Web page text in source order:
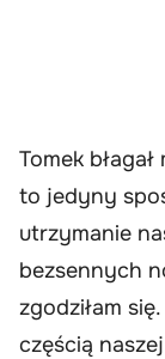
Tomek
to jedyny
utrzymanie
bezsennych
zgodziłam
częścią